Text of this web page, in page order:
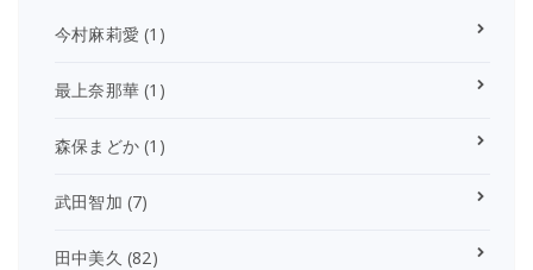
今村麻莉愛 (1)
最上奈那華 (1)
森保まどか (1)
武田智加 (7)
田中美久 (82)